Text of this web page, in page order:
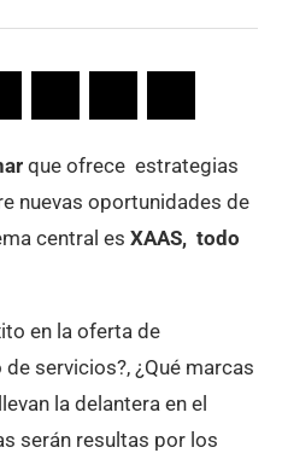
que ofrece estrategias
nuevas oportunidades de
central es XAAS, todo
en la oferta de
servicios?, ¿Qué marcas
la delantera en el
serán resultas por los